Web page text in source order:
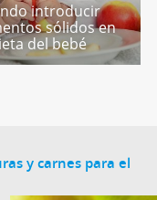
introducir
sólidos en
del bebé
y carnes para el